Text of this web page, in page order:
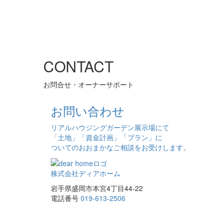
CONTACT
お問合せ・オーナーサポート
お問い合わせ
リアルハウジングガーデン展示場にて
「土地」「資金計画」「プラン」に
ついてのおおまかなご相談をお受けします。
株式会社ディアホーム
岩手県盛岡市本宮4丁目44-22
電話番号 019-613-2506